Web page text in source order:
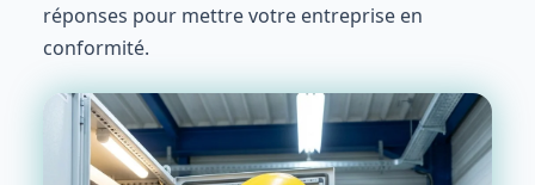
réponses pour mettre votre entreprise en
conformité.